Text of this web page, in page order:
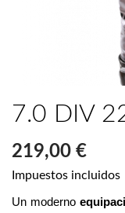
7.0 DIV
219,00 €
Impuestos incluidos
Un moderno